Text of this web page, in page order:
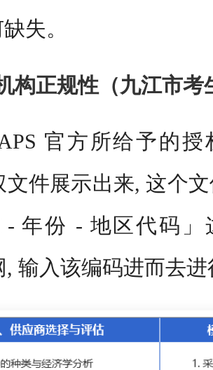
失。
构正规性（九江市考
官方所给予的
文件展示出来, 这个
- 年份 - 地区代码
, 输入该编码进而去